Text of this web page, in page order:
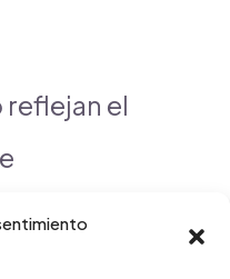
reflejan el
tener en
de